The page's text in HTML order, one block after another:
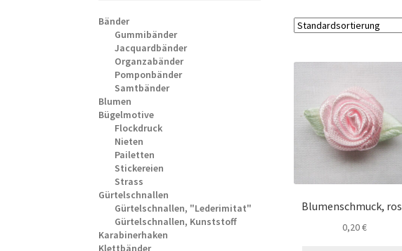
Blumenschmuck,
0,20€
Bänder
Gummibänder
Jacquardbänder
Organzabänder
Pomponbänder
Samtbänder
Blumen
Bügelmotive
Flockdruck
Nieten
Pailetten
Stickereien
Strass
Gürtelschnallen
Gürtelschnallen, "Lederimitat"
Gürtelschnallen, Kunststoff
Karabinerhaken
Klettbänder